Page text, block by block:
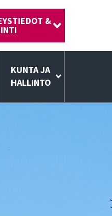
&
KUNTA JA
HALLINTO